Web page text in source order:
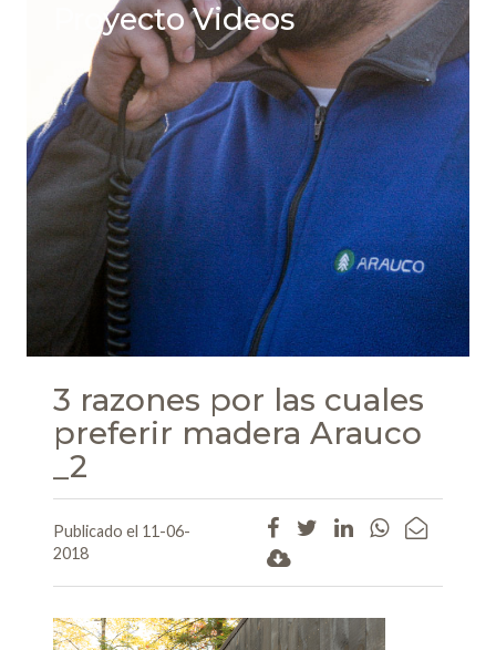
Proyecto Videos
3 razones por las cuales
preferir madera Arauco
_2
Publicado el 11-06-
2018